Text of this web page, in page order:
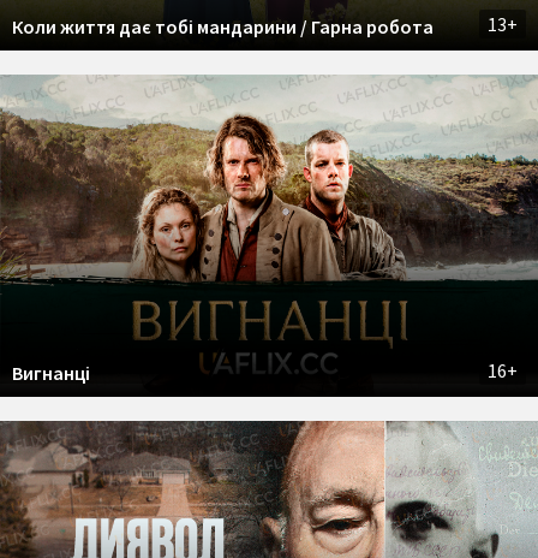
13+
Коли життя дає тобі мандарини / Гарна робота
16+
Вигнанці